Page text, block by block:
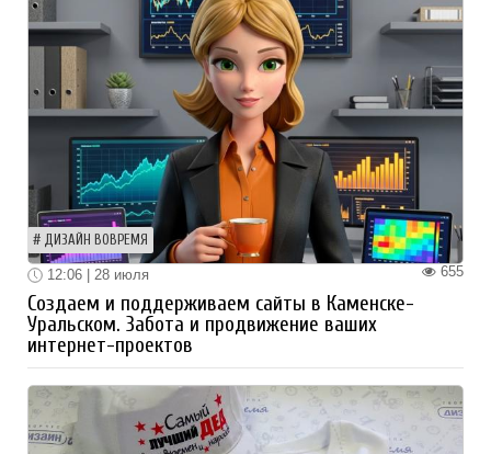
ДИЗАЙН ВОВРЕМЯ
655
12:06 | 28 июля
Создаем и поддерживаем сайты в Каменске-
Уральском. Забота и продвижение ваших
интернет-проектов